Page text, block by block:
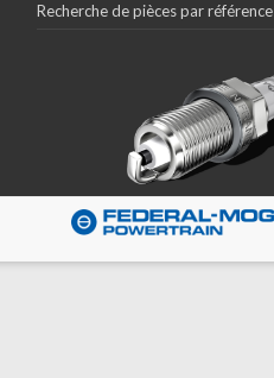
Recherche de pièces par référence